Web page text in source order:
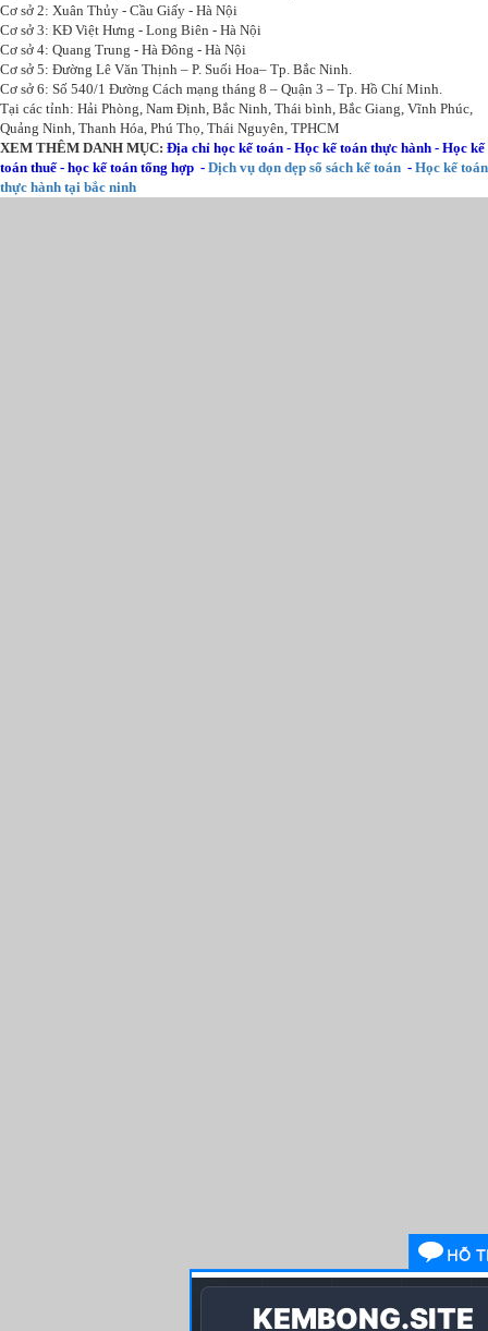
Cơ sở 2: Xuân Thủy - Cầu Giấy - Hà Nội
Cơ sở 3: KĐ Việt Hưng - Long Biên - Hà Nội
Cơ sở 4: Quang Trung - Hà Đông - Hà Nội
Cơ sở 5: Đường Lê Văn Thịnh – P. Suối Hoa– Tp. Bắc Ninh.
Cơ sở 6: Số 540/1 Đường Cách mạng tháng 8 – Quận 3 – Tp. Hồ Chí Minh.
Tại các tỉnh: Hải Phòng, Nam Định, Bắc Ninh, Thái bình, Bắc Giang, Vĩnh Phúc,
Quảng Ninh, Thanh Hóa, Phú Thọ, Thái Nguyên, TPHCM
XEM THÊM DANH MỤC: Địa chỉ học kế toán - Học kế toán thực hành - Học kế
toán thuế- học kế toán tổng hợp - Dịch vụ dọn dẹp sổ sách kế toán - Học kế toán
thực hành tại bắc ninh